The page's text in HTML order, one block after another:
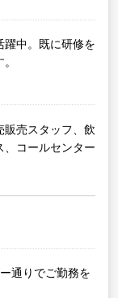
躍中。既に研修を
販売スタッフ、飲
、コールセンター
通りでご勤務を